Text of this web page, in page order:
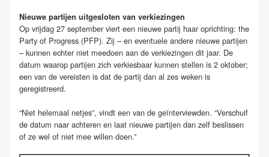
Nieuwe partijen uitgesloten van verkiezingen
Op vrijdag 27 september viert een nieuwe partij haar oprichting: the
Party of Progress (PFP). Zij – en eventuele andere nieuwe partijen
– kunnen echter niet meedoen aan de verkiezingen dit jaar. De
datum waarop partijen zich verkiesbaar kunnen stellen is 2 oktober;
een van de vereisten is dat de partij dan al zes weken is
geregistreerd.
“Niet helemaal netjes”, vindt een van de geïnterviewden. “Verschuif
de datum naar achteren en laat nieuwe partijen dan zelf beslissen
of ze wel of niet mee willen doen.”